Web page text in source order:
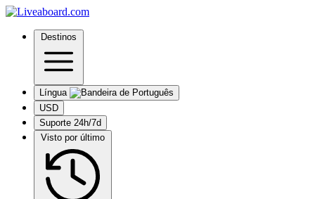
Destinos
Língua
USD
Suporte 24h/7d
Visto por último